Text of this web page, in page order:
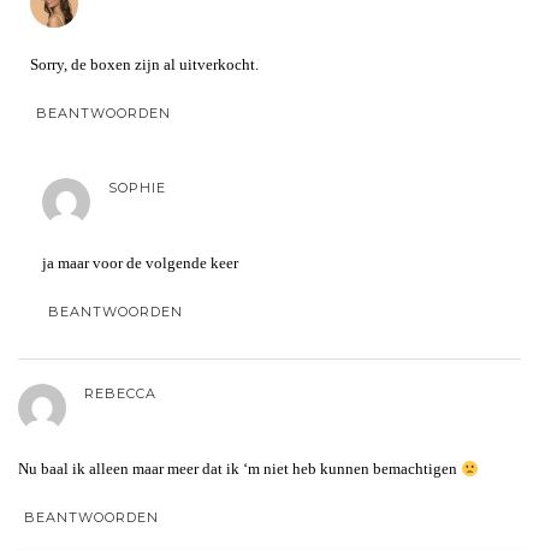
Sorry, de boxen zijn al uitverkocht.
BEANTWOORDEN
SOPHIE
ja maar voor de volgende keer
BEANTWOORDEN
REBECCA
Nu baal ik alleen maar meer dat ik ‘m niet heb kunnen bemachtigen
BEANTWOORDEN